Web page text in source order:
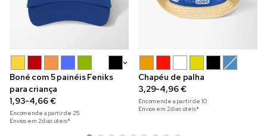
Boné com 5 painéis Feniks
para criança
1,93-4,66 €
Encomende a partir de 25
Envios em 2 dias úteis*
Chapéu de palha
3,29-4,96 €
Encomende a partir de 10
Envios em 2 dias úteis*